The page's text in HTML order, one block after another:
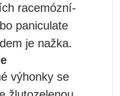
racemózní-
paniculate
je nažka.
výhonky se